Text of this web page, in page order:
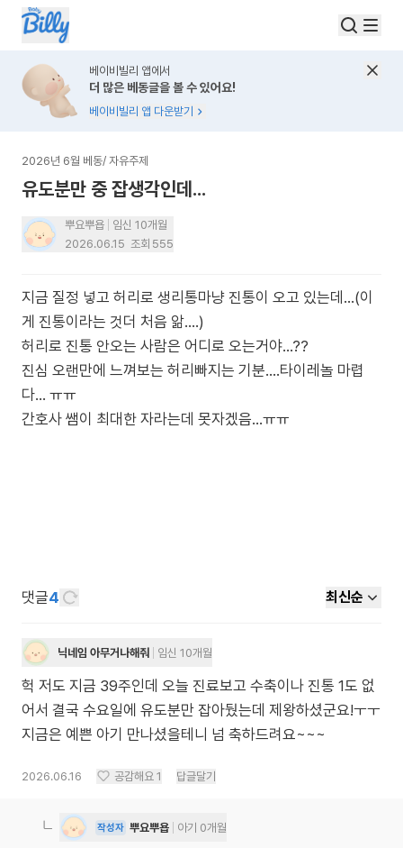
베이비빌리 앱에서
더 많은 베동글을 볼 수 있어요!
베이비빌리 앱 다운받기
2026년 6월 베동/ 자유주제
유도분만 중 잡생각인데...
뿌요뿌욥
임신 10개월
2026.06.15 조회 555
지금 질정 넣고 허리로 생리통마냥 진통이 오고 있는데...(이
게 진통이라는 것더 처음 앎....)
허리로 진통 안오는 사람은 어디로 오는거야...??
진심 오랜만에 느껴보는 허리빠지는 기분....타이레놀 마렵
다... ㅠㅠ
간호사 쌤이 최대한 자라는데 못자겠음...ㅠㅠ
댓글4 최신순
닉네임 아무거나해줘 임신 10개월
헉 저도 지금 39주인데 오늘 진료보고 수축이나 진통 1도 없
어서 결국 수요일에 유도분만 잡아뒀는데 제왕하셨군요!ㅜㅜ
지금은 예쁜 아기 만나셨을테니 넘 축하드려요~~~
2026.06.16 공감해요 1 답글달기
작성자 뿌요뿌욥 아기 0개월